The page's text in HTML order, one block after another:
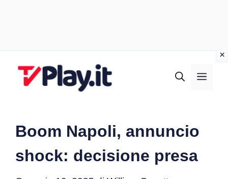
Boom Napoli, annuncio
shock: decisione presa